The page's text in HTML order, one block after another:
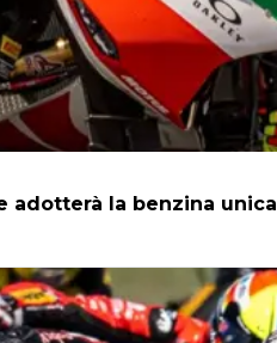
adotterà la benzina unica